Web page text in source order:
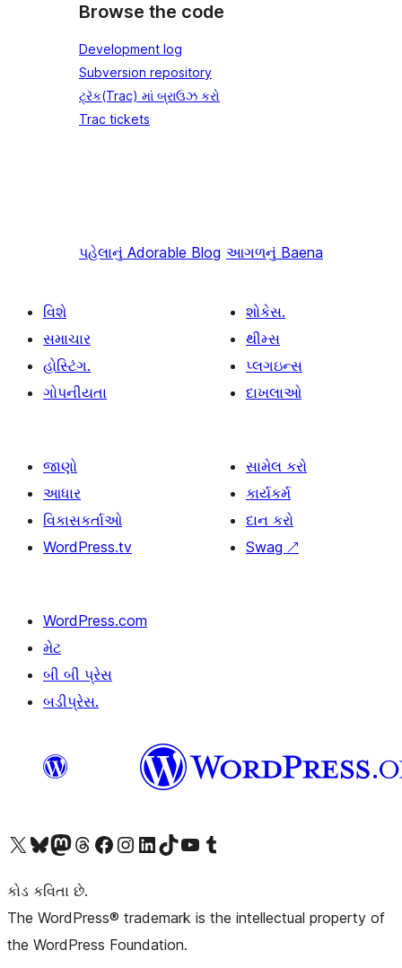
Browse the code
Development log
Subversion repository
ટ્રૅક(Trac) માં બ્રાઉઝ કરો
Trac tickets
પહેલાનું Adorable Blog આગળનું Baena
વિશે
સમાચાર
હોસ્ટિંગ.
ગોપનીયતા
શોકેસ.
થીમ્સ
પ્લગઇન્સ
દાખલાઓ
જાણો
આધાર
વિકાસકર્તાઓ
WordPress.tv
સામેલ કરો
કાર્યકર્મ
દાન કરો
Swag ↗
WordPress.com
મેટ
બી બી પ્રેસ
બડીપ્રેસ.
અમારા X (અગાઉ ટ્વિટર) એકાઉન્ટની મુલાકાત લોઅમારા Bluesky એકાઉન્ટની મુલાકાત લોઅમારા માસ્ટોડોન એકાઉન્ટની મુલાકાત લોઅમારા Threads એકાઉન્ટની મુલાકાત લો અમારા ફેસબુક પેજની મુલાકાત લોઅમારા ઇન્સ્ટાગ્રામ એકાઉન્ટની મુલાકાત લો અમારા LinkedIn એકાઉન્ટની મુલાકાત લોઅમારા TikTok એકાઉન્ટની મુલાકાત લોઅમારી YouTube ચેનલની મુલાકાત લો અમારા Tumblr એકાઉન્ટની મુલાકાત લો
કોડ કવિતા છે.
The WordPress® trademark is the intellectual property of
the WordPress Foundation.